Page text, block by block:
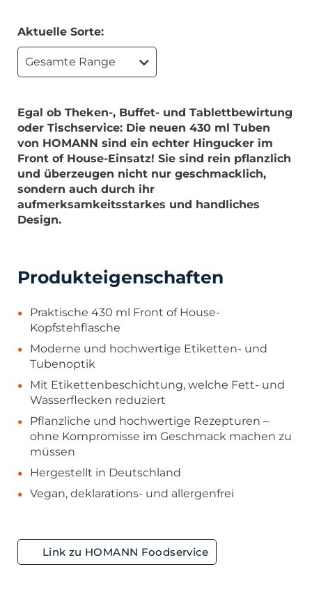
Aktuelle Sorte:
Gesamte Range
Egal ob Theken-, Buffet- und Tablettbewirtung
oder Tischservice: Die neuen 430 ml Tuben
von HOMANN sind ein echter Hingucker im
Front of House-Einsatz! Sie sind rein pflanzlich
und überzeugen nicht nur geschmacklich,
sondern auch durch ihr
aufmerksamkeitsstarkes und handliches
Design.
Produkteigenschaften
Praktische 430 ml Front of House-
Kopfstehflasche
Moderne und hochwertige Etiketten- und
Tubenoptik
Mit Etikettenbeschichtung, welche Fett- und
Wasserflecken reduziert
Pflanzliche und hochwertige Rezepturen –
ohne Kompromisse im Geschmack machen zu
müssen
Hergestellt in Deutschland
Vegan, deklarations- und allergenfrei
Link zu HOMANN Foodservice